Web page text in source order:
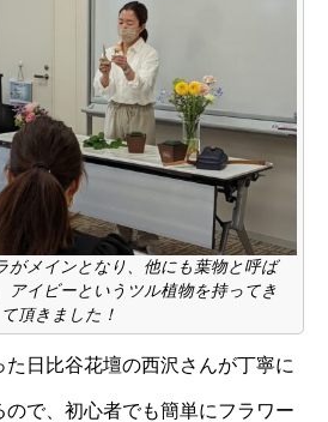
がメインとなり、他にも葉物と呼ば
アイビーというツル植物を持ってき
て頂きました！
日比谷花壇の西沢さんが丁寧に
ので、初心者でも簡単にフラワー